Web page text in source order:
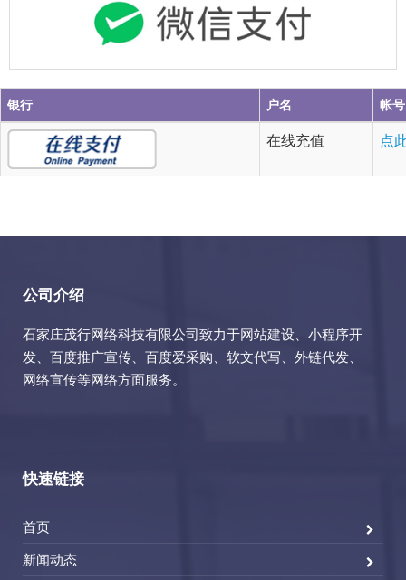
银行 户名 帐号
在线充值 点
公司介绍
石家庄茂行网络科技有限公司致力于网站建设、小程序开
发、百度推广宣传、百度爱采购、软文代写、外链代发、
网络宣传等网络方面服务。
快速链接
首页
新闻动态